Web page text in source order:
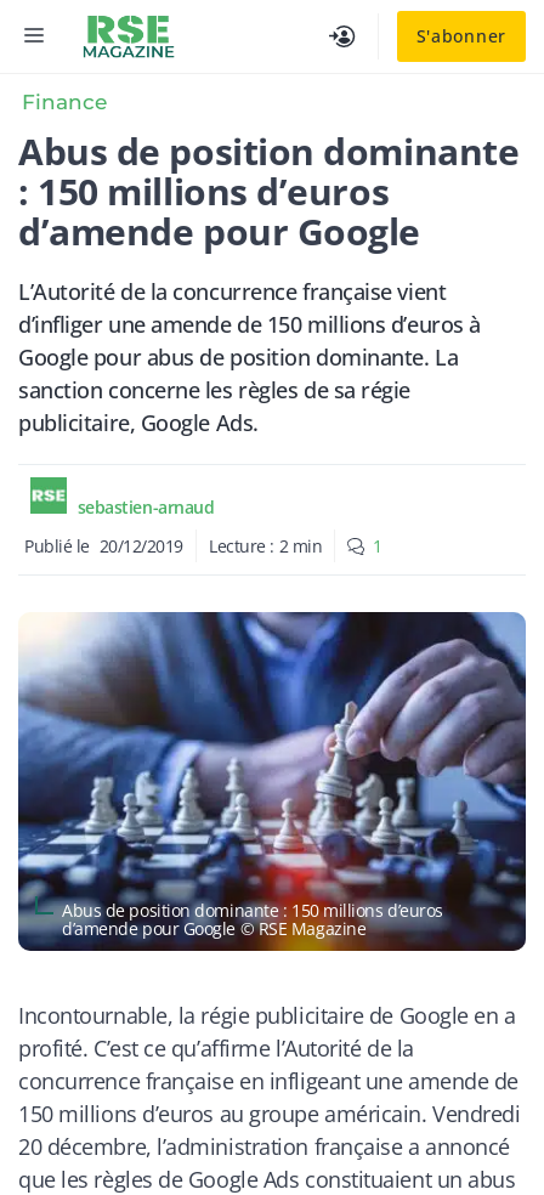
S'abonner
MENU
Finance
Abus de position dominante
: 150 millions d’euros
d’amende pour Google
L’Autorité de la concurrence française vient
d’infliger une amende de 150 millions d’euros à
Google pour abus de position dominante. La
sanction concerne les règles de sa régie
publicitaire, Google Ads.
sebastien-arnaud
Publié le 20/12/2019 Lecture : 2 min 1
Abus de position dominante : 150 millions d’euros
d’amende pour Google © RSE Magazine
Incontournable, la régie publicitaire de Google en a
profité. C’est ce qu’affirme l’Autorité de la
concurrence française en infligeant une amende de
150 millions d’euros au groupe américain. Vendredi
20 décembre, l’administration française a annoncé
que les règles de Google Ads constituaient un abus